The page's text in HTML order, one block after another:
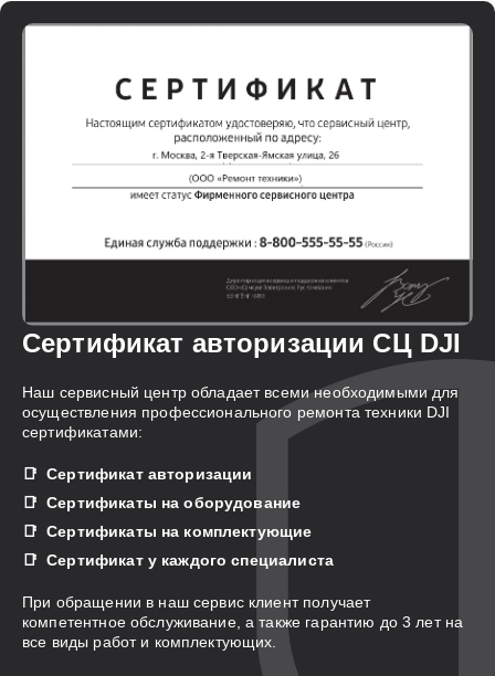
Сертификат авторизации СЦ DJI
Наш сервисный центр обладает всеми необходимыми для
осуществления профессионального ремонта техники DJI
сертификатами:
Сертификат авторизации
Сертификаты на оборудование
Сертификаты на комплектующие
Сертификат у каждого специалиста
При обращении в наш сервис клиент получает
компетентное обслуживание, а также гарантию до 3 лет на
все виды работ и комплектующих.